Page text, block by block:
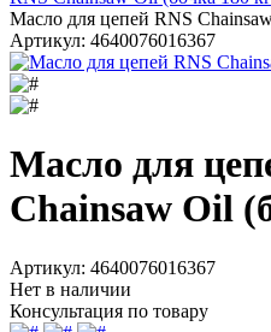
Масло для цепей RNS
Артикул: 4640076016367
Масло для
Chainsaw Oil
Артикул: 4640076016367
Нет в наличии
Консультация по товару